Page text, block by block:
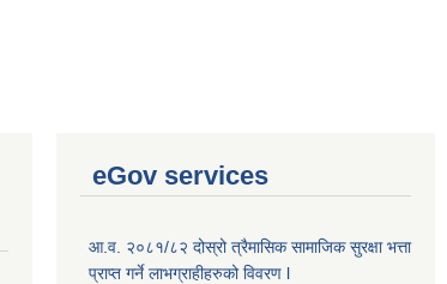
eGov services
आ.व. २०८१/८२ दोस्रो त्रैमासिक सामाजिक सुरक्षा भत्ता
प्राप्त गर्ने लाभग्राहीहरुको विवरण l